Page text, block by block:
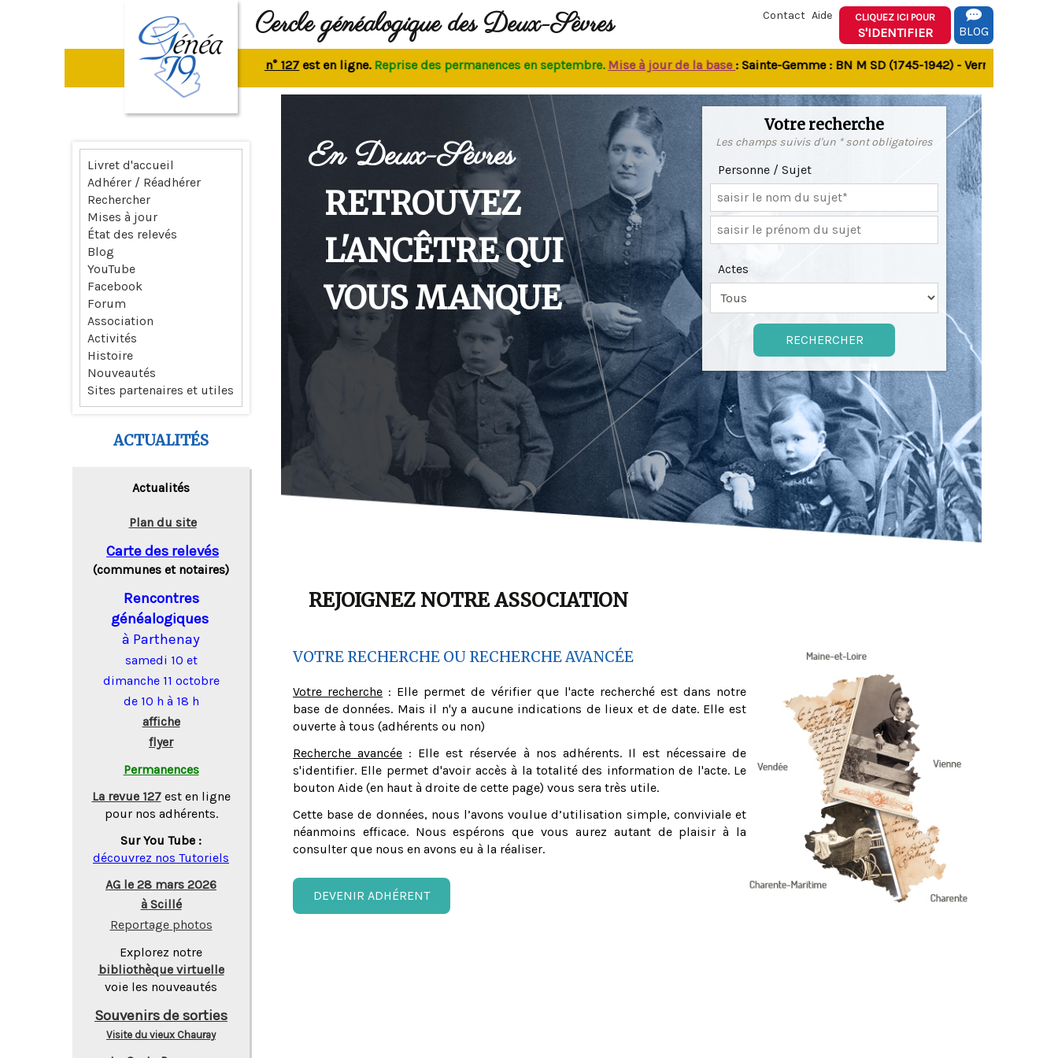
Cercle généalogique des Deux-Sèvres Contact Aide CLIQUEZ ICI POUR
S'IDENTIFIER BLOG
La revue n° 127est en ligne.Reprise des permanences en septembre.Mise à jour de la base: Sainte-Gemme : BN M SD (1745-1942) - Verrines-sous-
En Deux-Sèvres
RETROUVEZ
L'ANCÊTRE QUI
VOUS MANQUE
Votre recherche
Les champs suivis d'un * sont obligatoires
Personne / Sujet
Actes
REJOIGNEZ NOTRE ASSOCIATION
VOTRE RECHERCHE OU RECHERCHE AVANCÉE
Votre recherche : Elle permet de vérifier que l'acte recherché est dans notre
base de données. Mais il n'y a aucune indications de lieux et de date. Elle est
ouverte à tous (adhérents ou non)
Recherche avancée : Elle est réservée à nos adhérents. Il est nécessaire de
s'identifier. Elle permet d'avoir accès à la totalité des information de l'acte. Le
bouton Aide (en haut à droite de cette page) vous sera très utile.
Cette base de données, nous l’avons voulue d’utilisation simple, conviviale et
néanmoins efficace. Nous espérons que vous aurez autant de plaisir à la
consulter que nous en avons eu à la réaliser.
DEVENIR ADHÉRENT
Livret d'accueil
Adhérer / Réadhérer
Rechercher
Mises à jour
État des relevés
Blog
YouTube
Facebook
Forum
Association
Activités
Histoire
Nouveautés
Sites partenaires et utiles
ACTUALITÉS
Actualités
Plan du site
Carte des relevés
(communes et notaires)
Rencontres
généalogiques
à Parthenay
samedi 10 et
dimanche 11 octobre
de 10 h à 18 h
affiche
flyer
Permanences
La revue 127 est en ligne
pour nos adhérents.
Sur You Tube :
découvrez nos Tutoriels
AG le 28 mars 2026
à Scillé
Reportage photos
Explorez notre
bibliothèque virtuelle
voie les nouveautés
Souvenirs de sorties
Visite du vieux Chauray